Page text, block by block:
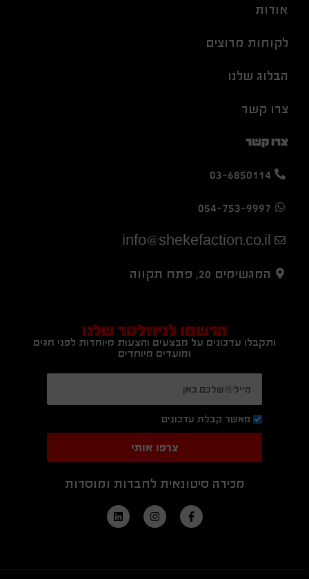
אודות
לקוחות מרוצים
הבלוג שלנו
צרו קשר
צרו קשר
03-6850114
054-753-9997
info@shekefaction.co.il
המגשימים 20, פתח תקווה
הרשמו לניוזלטר שלנו
ותקבלו עדכונים על מבצעים והצעות מיוחדות לפני חגים
ומועדים מיוחדים
מאשר קבלת עדכונים
צרפו אותי
מכירה סיטונאית לחברות ומוסדות